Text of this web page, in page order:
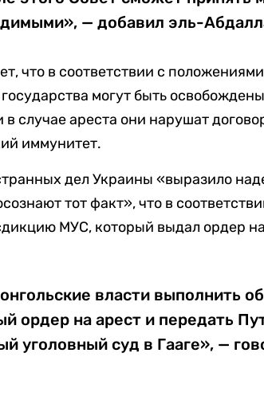
— добавил эль-
что в соответствии с
могут быть
в случае ареста они нарушат
иммунитет.
дел Украины «выразило
тот факт», что в
МУС, который выдал ордер
власти выполнить
ордер на арест и передать
уголовный суд в Гааге», —